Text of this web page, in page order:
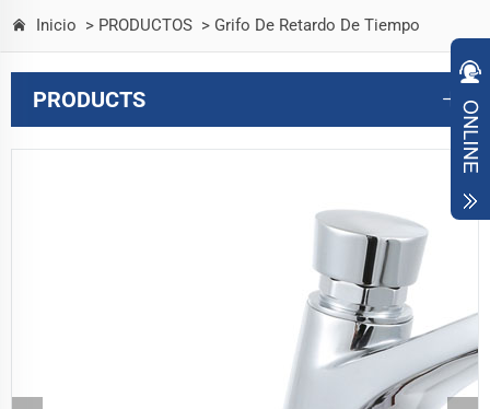
Inicio > PRODUCTOS > Grifo De Retardo De Tiempo
PRODUCTS